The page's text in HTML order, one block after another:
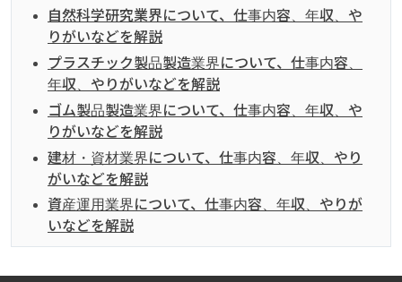
自然科学研究業界について、仕事内容、年収、や
りがいなどを解説
プラスチック製品製造業界について、仕事内容、
年収、やりがいなどを解説
ゴム製品製造業界について、仕事内容、年収、や
りがいなどを解説
建材・資材業界について、仕事内容、年収、やり
がいなどを解説
資産運用業界について、仕事内容、年収、やりが
いなどを解説